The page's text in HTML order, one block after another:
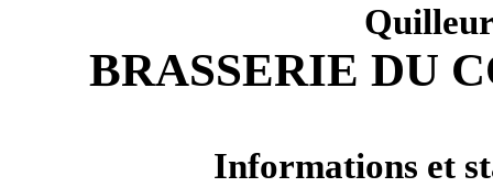
BRASSERIE DU
Informations et